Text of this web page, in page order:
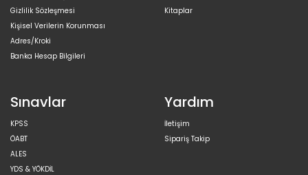
Gizlilik Sözleşmesi
Kişisel Verilerin Korunması
Adres/Kroki
Banka Hesap Bilgileri
Kitaplar
Sınavlar
KPSS
ÖABT
ALES
YDS & YÖKDİL
Yardım
İletişim
Sipariş Takip